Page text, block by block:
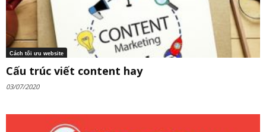
Cách tối ưu website
Cấu trúc viết content hay
03/07/2020